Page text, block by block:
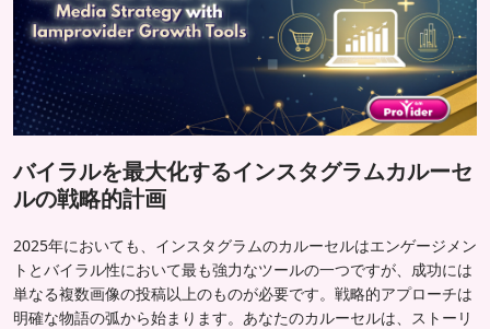
ブログ
バイラルを最大化するインスタグラムカルーセ
ルの戦略的計画
2025年においても、インスタグラムのカルーセルはエンゲージメン
トとバイラル性において最も強力なツールの一つですが、成功には
単なる複数画像の投稿以上のものが必要です。戦略的アプローチは
明確な物語の弧から始まります。あなたのカルーセルは、ストーリ